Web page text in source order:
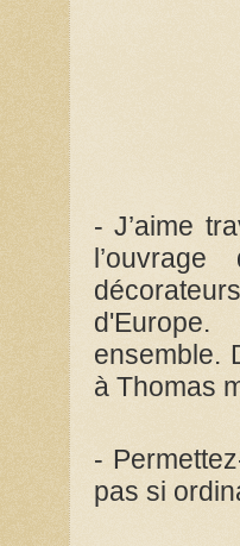
- J’aime
ensemble.
à Thomas
-
pas si